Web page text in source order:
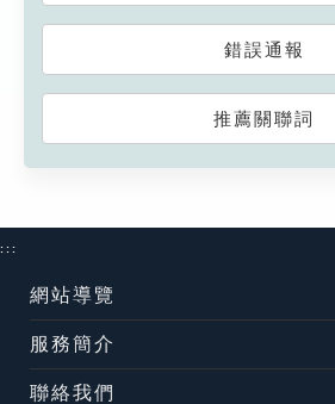
錯誤通報
推薦關聯詞
:::
網站導覽
服務簡介
聯絡我們